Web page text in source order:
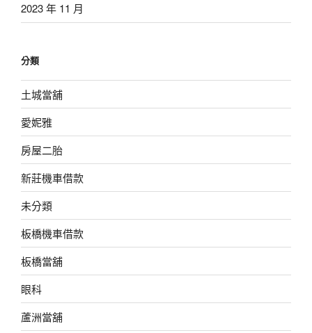
2023 年 11 月
分類
土城當舖
愛妮雅
房屋二胎
新莊機車借款
未分類
板橋機車借款
板橋當舖
眼科
蘆洲當舖